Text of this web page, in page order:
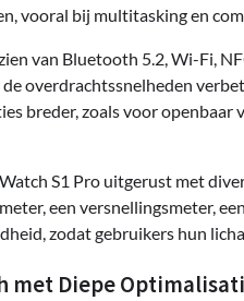
vooral bij multitasking en
van Bluetooth 5.2, Wi-Fi,
overdrachtssnelheden
breder, zoals voor openbaar
S1 Pro uitgerust met
een versnellingsmeter,
zodat gebruikers hun
met Diepe